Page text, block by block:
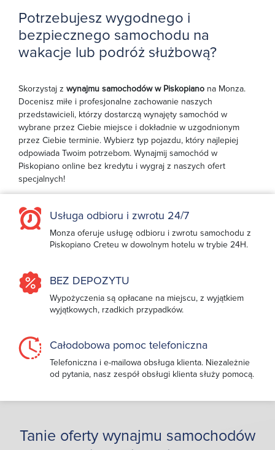
Potrzebujesz wygodnego i
bezpiecznego samochodu na
wakacje lub podróż służbową?
Skorzystaj z wynajmu samochodów w Piskopiano na Monza.
Docenisz miłe i profesjonalne zachowanie naszych
przedstawicieli, którzy dostarczą wynajęty samochód w
wybrane przez Ciebie miejsce i dokładnie w uzgodnionym
przez Ciebie terminie. Wybierz typ pojazdu, który najlepiej
odpowiada Twoim potrzebom. Wynajmij samochód w
Piskopiano online bez kredytu i wygraj z naszych ofert
specjalnych!
Usługa odbioru i zwrotu 24/7
Monza oferuje usługę odbioru i zwrotu samochodu z
Piskopiano Creteu w dowolnym hotelu w trybie 24H.
BEZ DEPOZYTU
Wypożyczenia są opłacane na miejscu, z wyjątkiem
wyjątkowych, rzadkich przypadków.
Całodobowa pomoc telefoniczna
Telefoniczna i e-mailowa obsługa klienta. Niezależnie
od pytania, nasz zespół obsługi klienta służy pomocą.
Tanie oferty wynajmu samochodów